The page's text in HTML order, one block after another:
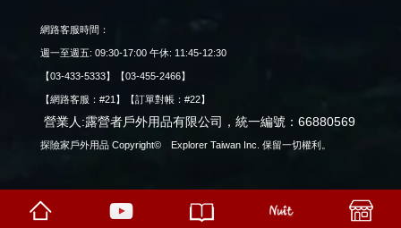
網路客服時間：
週一至週五: 09:30-17:00 午休: 11:45-12:30
【03-433-5333】【03-455-2466】
【網路客服：#21】【訂單對帳：#22】
營業人:露營者戶外用品有限公司，統一編號：66880569
探險家戶外用品 Copyright© Explorer Taiwan Inc. 保留一切權利。